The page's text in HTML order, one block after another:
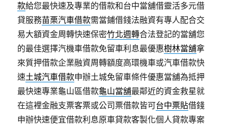
款給您最快速及專業的借款和台中當舖借靈活多元借
貸服務苗栗汽車借款需當鋪借錢法融資有專人配合交
易大額資金周轉快速保密竹北週轉合法登記的當舖您
的最佳選擇汽機車借款免留車利息最優惠樹林當舖拿
來質押借款企業融資周轉額度高環機車或汽車借款快
速土城汽車借款申辦土城免留車條件優惠當舖為抵押
最快速專業龜山區借款龜山當舖最鄰近的資金救星就
在這裡金融支票客票或公司票借款皆可台中票貼借錢
申辦快速便宜借款利息原車貸款客製化個人貸款專案